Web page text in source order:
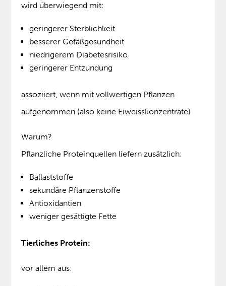
wird überwiegend mit:
geringerer Sterblichkeit
besserer Gefäßgesundheit
niedrigerem Diabetesrisiko
geringerer Entzündung
assoziiert, wenn mit vollwertigen Pflanzen
aufgenommen (also keine Eiweisskonzentrate)
Warum?
Pflanzliche Proteinquellen liefern zusätzlich:
Ballaststoffe
sekundäre Pflanzenstoffe
Antioxidantien
weniger gesättigte Fette
Tierliches Protein:
vor allem aus: